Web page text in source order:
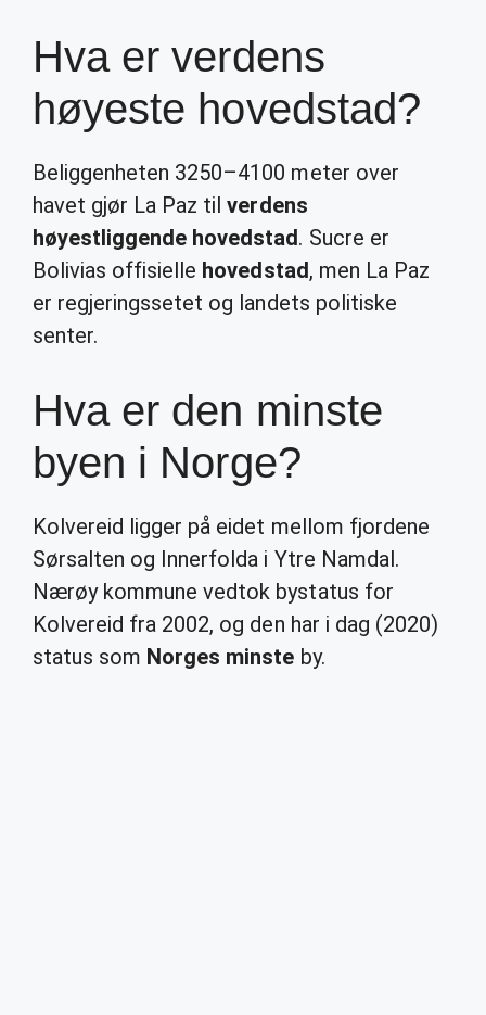
Hva er verdens
høyeste hovedstad?
Beliggenheten 3250–4100 meter over
havet gjør La Paz tilverdens
høyestliggende hovedstad. Sucre er
Bolivias offisielle hovedstad, men La Paz
er regjeringssetet og landets politiske
senter.
Hva er den minste
byen i Norge?
Kolvereid ligger på eidet mellom fjordene
Sørsalten og Innerfolda i Ytre Namdal.
Nærøy kommune vedtok bystatus for
Kolvereid fra 2002, og den har i dag (2020)
status som Norges minste by.